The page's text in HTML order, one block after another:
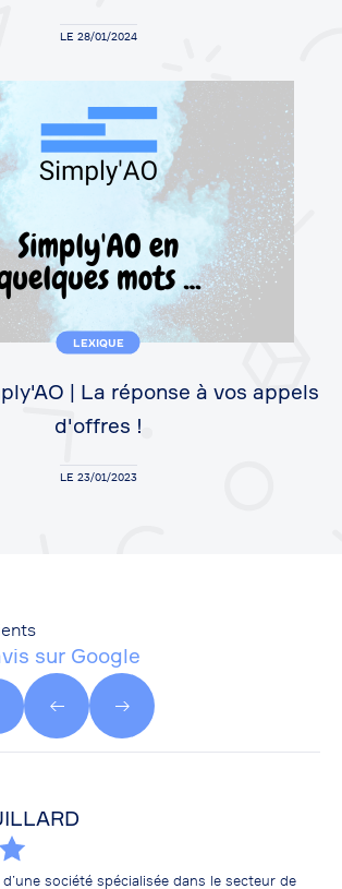
LE 28/01/2024
LEXIQUE
| La réponse à vos appels
d'offres !
LE 23/01/2023
sur Google
société spécialisée dans le secteur de